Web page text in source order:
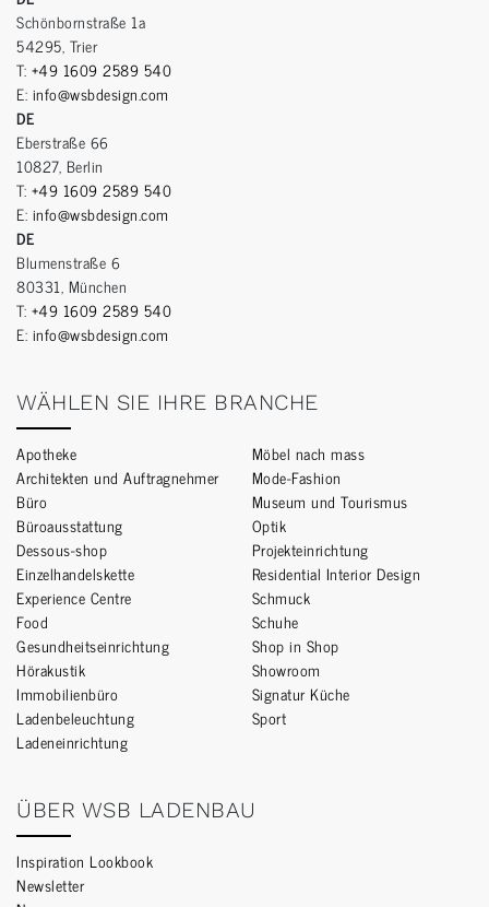
Schönbornstraße 1a
54295, Trier
T: +49 1609 2589 540
E: info@wsbdesign.com
DE
Eberstraße 66
10827, Berlin
T: +49 1609 2589 540
E: info@wsbdesign.com
DE
Blumenstraße 6
80331, München
T: +49 1609 2589 540
E: info@wsbdesign.com
WÄHLEN SIE IHRE BRANCHE
Apotheke
Architekten und Auftragnehmer
Büro
Büroausstattung
Dessous-shop
Einzelhandelskette
Experience Centre
Food
Gesundheitseinrichtung
Hörakustik
Immobilienbüro
Ladenbeleuchtung
Ladeneinrichtung
Möbel nach mass
Mode-Fashion
Museum und Tourismus
Optik
Projekteinrichtung
Residential Interior Design
Schmuck
Schuhe
Shop in Shop
Showroom
Signatur Küche
Sport
ÜBER WSB LADENBAU
Inspiration Lookbook
Newsletter